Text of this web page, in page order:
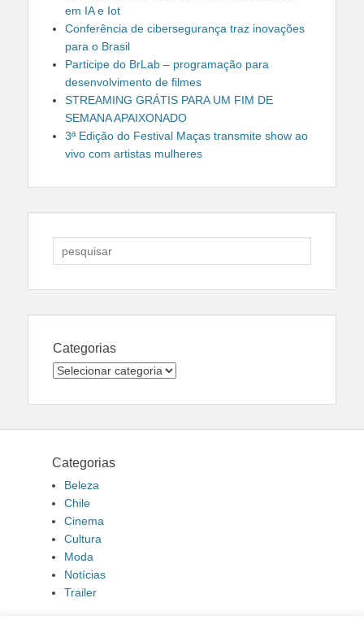
em IA e Iot
Conferência de cibersegurança traz inovações
para o Brasil
Participe do BrLab – programação para
desenvolvimento de filmes
STREAMING GRÁTIS PARA UM FIM DE
SEMANA APAIXONADO
3ª Edição do Festival Maças transmite show ao
vivo com artistas mulheres
for:
Categorias
Categorias
Categorias
Beleza
Chile
Cinema
Cultura
Moda
Notícias
Trailer